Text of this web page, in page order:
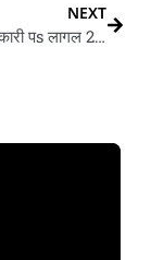
NEXT
जन सूचना अधिकारी पs लागल 250 बच्चन के भोजन करावे के जुर्माना